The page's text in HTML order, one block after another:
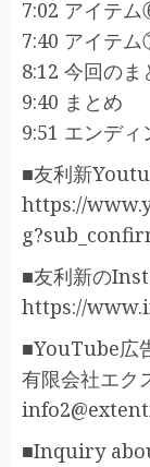
7:02 アイテ
7:40 アイテ
8:12 今回のま
9:40 まとめ
9:51 エンディ
■友利新
https://
■友利新の
https://
■YouTube広
有限会社エク
■Inquiry